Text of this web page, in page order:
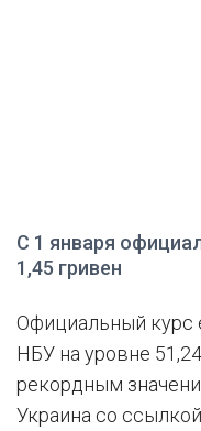
С 1 января
1,45 гривен
Официальный курс
НБУ на уровне
рекордным
Украина со